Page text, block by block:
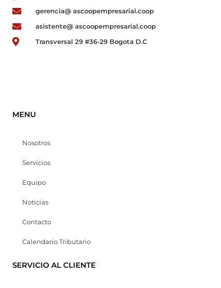
gerencia@ ascoopempresarial.coop
asistente@ ascoopempresarial.coop
Transversal 29 #36-29 Bogota D.C
MENU
Nosotros
Servicios
Equipo
Noticias
Contacto
Calendario Tributario
SERVICIO AL CLIENTE